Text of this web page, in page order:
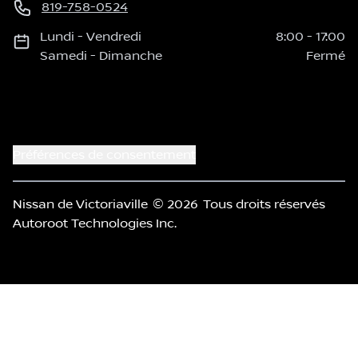
819-758-0524
Lundi -Vendredi 8:00 - 17:00
Samedi - Dimanche Fermé
Nissan de Victoriaville © 2026 Tous droits réservés
Autoroot Technologies Inc.